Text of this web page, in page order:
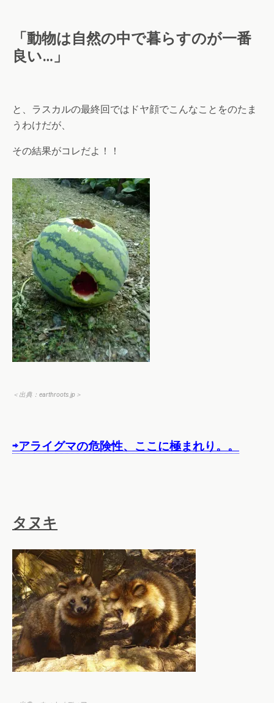
「動物は自然の中で暮らすのが一番
良い…」
と、ラスカルの最終回ではドヤ顔でこんなことをのたま
うわけだが、
その結果がコレだよ！！
＜出典： earthroots.jp ＞
⇨アライグマの危険性、ここに極まれり。。
タヌキ